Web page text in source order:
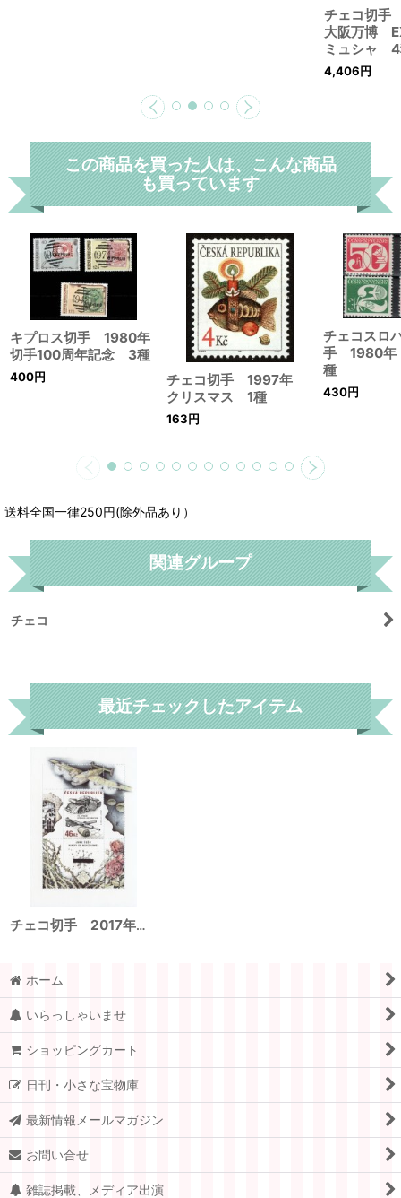
チェコ切
大阪万博
ミュシャ
4,406円
この商品を買った人は、こんな商品
も買っています
キプロス切手 1980年
切手100周年記念 3種
400円
チェコ切手 1997年
クリスマス 1種
163円
チェコスロ
手 1980
種
430円
送料全国一律250円(除外品あり）
関連グループ
チェコ
最近チェックしたアイテム
チェコ切手 2017年 アントロポイド作戦75周年 1種
ホーム
いらっしゃいませ
ショッピングカート
日刊・小さな宝物庫
最新情報メールマガジン
お問い合せ
雑誌掲載、メディア出演